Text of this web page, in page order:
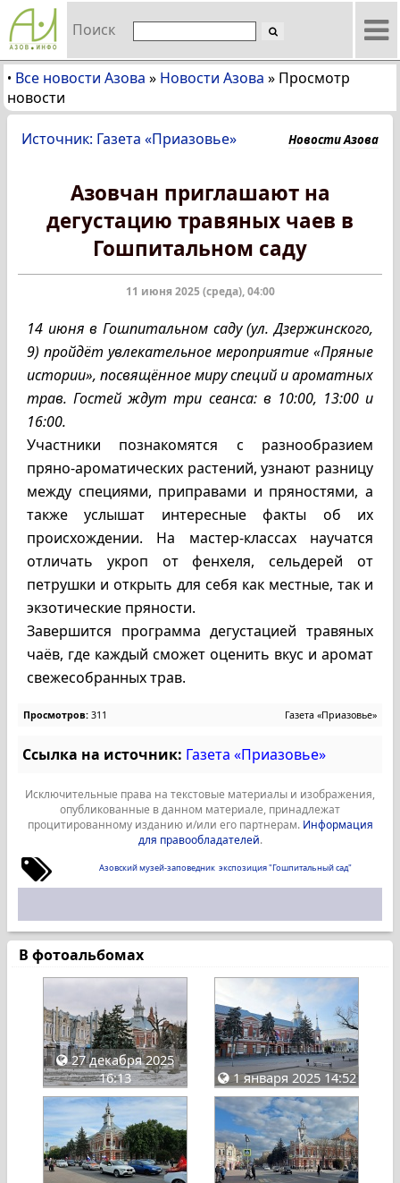
Поиск
• Все новости Азова » Новости Азова » Просмотр
новости
Источник: Газета «Приазовье» Новости Азова
Азовчан приглашают на
дегустацию травяных чаев в
Гошпитальном саду
11 июня 2025 (среда), 04:00
14 июня в Гошпитальном саду (ул. Дзержинского,
9) пройдёт увлекательное мероприятие «Пряные
истории», посвящённое миру специй и ароматных
трав. Гостей ждут три сеанса: в 10:00, 13:00 и
16:00.
Участники познакомятся с разнообразием
пряно-ароматических растений, узнают разницу
между специями, приправами и пряностями, а
также услышат интересные факты об их
происхождении. На мастер-классах научатся
отличать укроп от фенхеля, сельдерей от
петрушки и открыть для себя как местные, так и
экзотические пряности.
Завершится программа дегустацией травяных
чаёв, где каждый сможет оценить вкус и аромат
свежесобранных трав.
Просмотров: 311 Газета «Приазовье»
Ссылка на источник: Газета «Приазовье»
Исключительные права на текстовые материалы и изображения,
опубликованные в данном материале, принадлежат
процитированному изданию и/или его партнерам. Информация
для правообладателей.
Азовский музей-заповедник экспозиция "Гошпитальный сад"
В фотоальбомах
27 декабря 2025
16:13
1 января 2025 14:52